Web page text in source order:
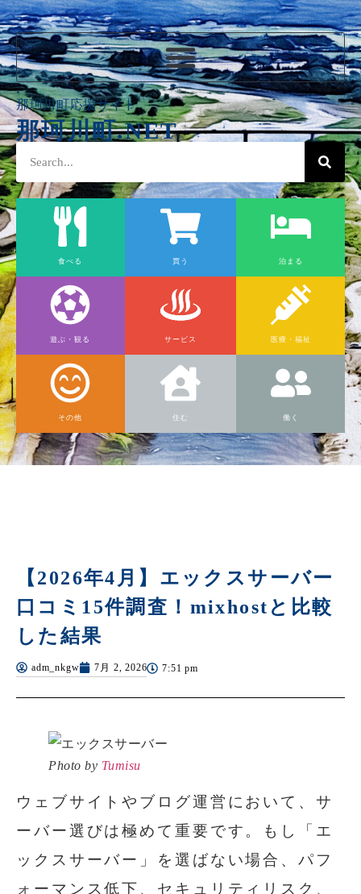
那珂川町応援サイト
那珂川町.NET
食べる 買う 泊まる
遊ぶ・観る サービス 医療・福祉
その他 住む 働く
【2026年4月】エックスサーバー
口コミ15件調査！mixhostと比較
した結果
adm_nkgw 7月 2, 2026 7:51 pm
Photo by Tumisu
ウェブサイトやブログ運営において、サ
ーバー選びは極めて重要です。もし「エ
ックスサーバー」を選ばない場合、パフ
ォーマンス低下、セキュリティリスク、